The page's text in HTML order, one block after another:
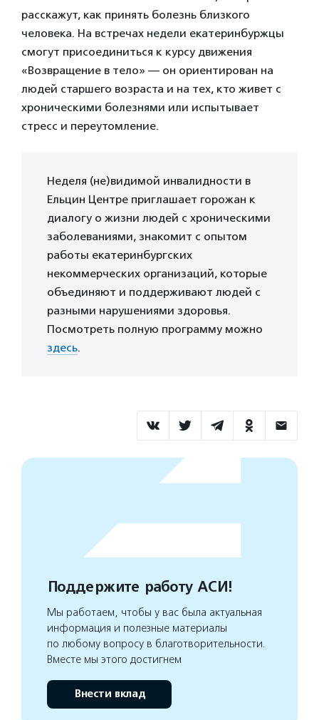
расскажут, как принять болезнь близкого
человека. На встречах недели екатеринбуржцы
смогут присоединиться к курсу движения
«Возвращение в тело» — он ориентирован на
людей старшего возраста и на тех, кто живет с
хроническими болезнями или испытывает
стресс и переутомление.
Неделя (не)видимой инвалидности в
Ельцин Центре приглашает горожан к
диалогу о жизни людей с хроническими
заболеваниями, знакомит с опытом
работы екатеринбургских
некоммерческих организаций, которые
объединяют и поддерживают людей с
разными нарушениями здоровья.
Посмотреть полную программу можно
здесь.
Поддержите работу АСИ!
Мы работаем, чтобы у вас была актуальная
информация и полезные материалы
по любому вопросу в благотворительности.
Вместе мы этого достигнем
Внести вклад